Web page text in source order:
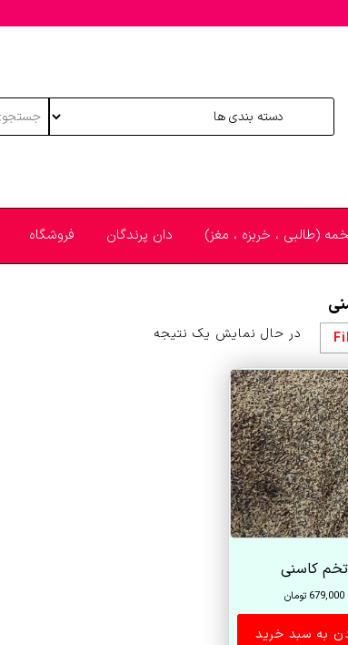
(طالبی ، خربزه ، مغز) دان پرندگان فروشگاه
در حال نمایش یک نتیجه
تخم کاسنی
679,000 تومان
به سبد خرید